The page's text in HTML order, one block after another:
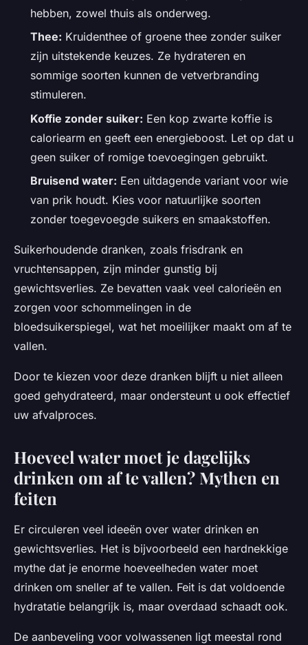
hebben, zowel thuis als onderweg.
Thee: Kruidenthee of groene thee zonder suiker
zijn uitstekende keuzes. Ze hydrateren en
sommige soorten kunnen de vetverbranding
stimuleren.
Koffie zonder suiker: Een kop zwarte koffie is
caloriearm en geeft een energieboost. Let op dat u
geen suiker of romige toevoegingen gebruikt.
Bruisend water: Een uitdagende variant voor wie
van prik houdt. Kies voor natuurlijke soorten
zonder toegevoegde suikers en smaakstoffen.
Suikerhoudende dranken, zoals frisdrank en
vruchtensappen, zijn minder gunstig bij
gewichtsverlies. Ze bevatten vaak veel calorieën en
zorgen voor schommelingen in de
bloedsuikerspiegel, wat het moeilijker maakt om af te
vallen.
Door te kiezen voor deze dranken blijft u niet alleen
goed gehydrateerd, maar ondersteunt u ook effectief
uw afvalproces.
Hoeveel water moet je dagelijks
drinken om af te vallen? Mythen en
feiten
Er circuleren veel ideeën over water drinken en
gewichtsverlies. Het is bijvoorbeeld een hardnekkige
mythe dat je enorme hoeveelheden water moet
drinken om sneller af te vallen. Feit is dat voldoende
hydratatie belangrijk is, maar overdaad schaadt ook.
De aanbeveling voor volwassenen ligt meestal rond